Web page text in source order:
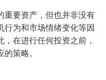
重要资产，但也并非没有
行为和市场情绪变化等因
在进行任何投资之前，
策略。